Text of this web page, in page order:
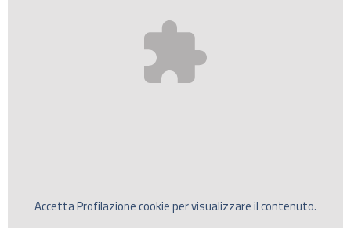
AccettaProfilazionecookie per visualizzare il contenuto.